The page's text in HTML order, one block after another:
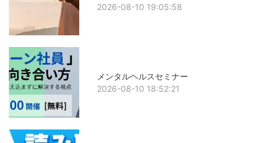
2026-08-10 19:05:58
メンタルヘルスセミナー
2026-08-10 18:52:21